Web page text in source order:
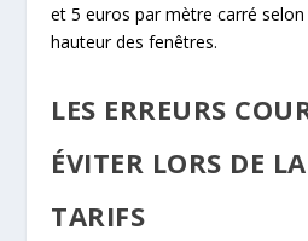
et 5 euros par mètre carré selon
hauteur des fenêtres.
LES ERREURS
ÉVITER LORS DE
TARIFS